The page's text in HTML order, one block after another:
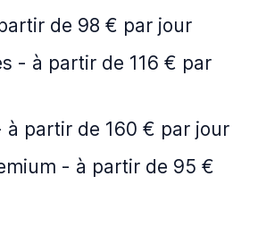
de 98 € par jour
- à partir de 116 € par
à partir de 160 € par jour
- à partir de 95 €